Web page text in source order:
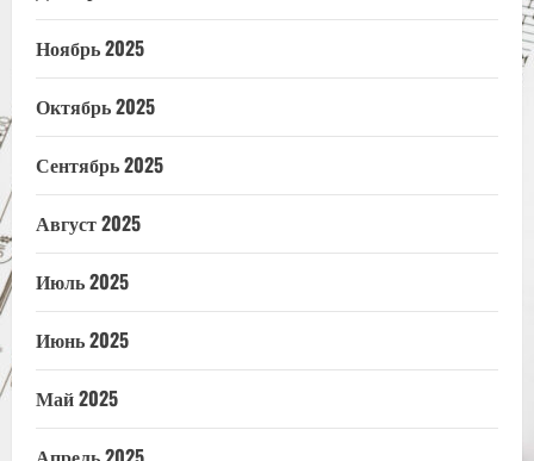
Ноябрь 2025
Октябрь 2025
Сентябрь 2025
Август 2025
Июль 2025
Июнь 2025
Май 2025